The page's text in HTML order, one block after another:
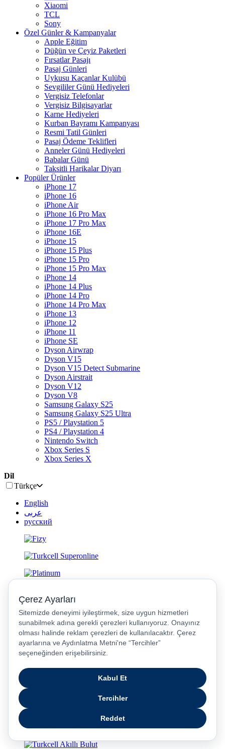
Xiaomi
TCL
Sony
Özel Günler & Kampanyalar
Apple Eğitim
Düğün ve Çeyiz Paketleri
Fırsatlar Pasajı
Pasaj Günleri
Uykusu Kaçanlar Kulübü
Sevgililer Günü Hediyeleri
Vergisiz Telefonlar
Vergisiz Bilgisayarlar
Karne Hediyeleri
Kurban Bayramı Kampanyası
Resmi Tatil Günleri
Pasaj Ödeme Teklifleri
Anneler Günü Hediyeleri
Babalar Günü
Taksitli Harikalar Diyarı
Popüler Ürünler
iPhone 17
iPhone 16
iPhone Air
iPhone 16 Pro Max
iPhone 17 Pro Max
iPhone 16E
iPhone 15
iPhone 15 Plus
iPhone 15 Pro
iPhone 15 Pro Max
iPhone 14
iPhone 14 Plus
iPhone 14 Pro
iPhone 14 Pro Max
iPhone 13
iPhone 12
iPhone 11
iPhone SE
Dyson Airwrap
Dyson V15
Dyson V15 Detect Submarine
Dyson Airstrait
Dyson V12
Dyson V8
Samsung Galaxy S25
Samsung Galaxy S25 Ultra
PS5 / Playstation 5
PS4 / Playstation 4
Nintendo Switch
Xbox Series S
Xbox Series X
Dil
Türkçe
English
عربى
русский